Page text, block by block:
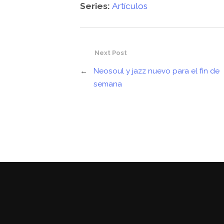
Series: Artículos
Next Post
←
Neosoul y jazz nuevo para el fin de
semana